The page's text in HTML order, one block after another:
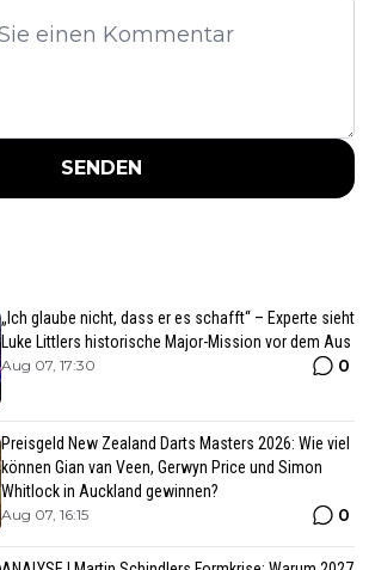
SENDEN
„Ich glaube nicht, dass er es schafft“ – Experte sieht
Luke Littlers historische Major-Mission vor dem Aus
Aug 07, 17:30 0
Preisgeld New Zealand Darts Masters 2026: Wie viel
können Gian van Veen, Gerwyn Price und Simon
Whitlock in Auckland gewinnen?
Aug 07, 16:15 0